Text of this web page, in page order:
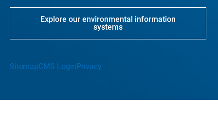
Explore our environmental information
systems
SitemapCMS LoginPrivacy